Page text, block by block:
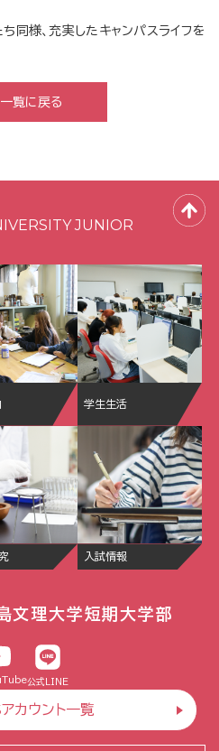
同様、充実したキャンパスライフを
一覧に戻る
学生生活
入試情報
文理大学短期大学部
公式LINE
カウント一覧